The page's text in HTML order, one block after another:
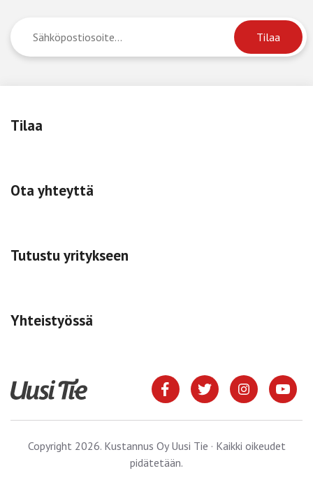
Tilaa
Ota yhteyttä
Tutustu yritykseen
Yhteistyössä
Copyright 2026. Kustannus Oy Uusi Tie · Kaikki oikeudet
pidätetään.